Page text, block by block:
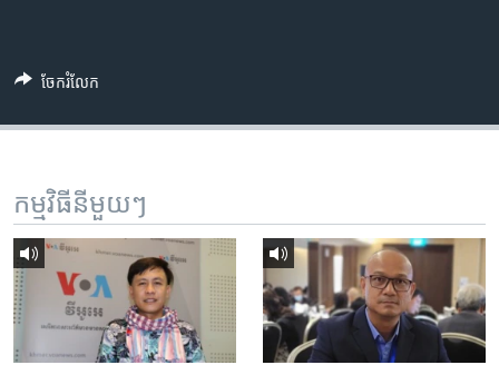
ចែករំលែក
កម្មវិធី​នីមួយៗ